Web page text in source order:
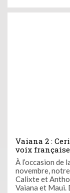
Vaiana 2 :
voix
les secrets
le plus
À l’occasion de
novembre,
Calixte et
Vaiana et